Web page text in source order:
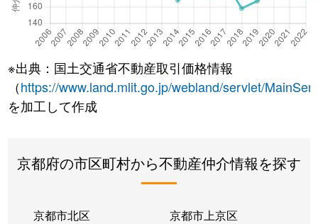
※出典：国土交通省不動産取引価格情報
（https://www.land.mlit.go.jp/webland/servlet/
を加工して作成
京都府の市区町村から不動産仲介情報を探す
京都市北区 京都市上京区